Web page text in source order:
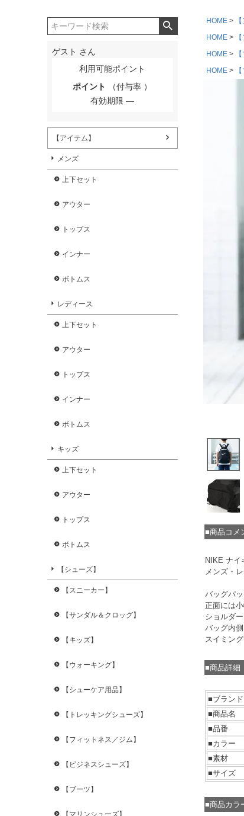
ゲスト さん
利用可能ポイント
ポイント
（付与率 ）
有効期限
【アイテム】
メンズ
上下セット
アウター
トップス
インナー
ボトムス
レディース
上下セット
アウター
トップス
インナー
ボトムス
キッズ
上下セット
アウター
トップス
ボトムス
【シューズ】
【スニーカー】
【サンダル＆クロッグ】
【キッズ】
【ウォーキング】
【シューケア用品】
【トレッキングシューズ】
【フィットネス／ジム】
【ビジネスシューズ】
【ブーツ】
【マリンシューズ】
HOME
HOME
HOME
HOME
■商品コメ
NIKE ナイ
メンズ・
バッグパ
正面には
ショルダ
バッグ内
スイミン
■商品詳細
■ブランド
■商品名
■品番
■カラー
■素材
■サイズ
■商品カラ